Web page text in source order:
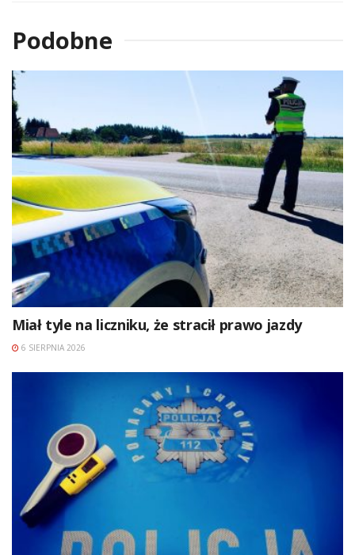
Podobne
Miał tyle na liczniku, że stracił prawo jazdy
6 SIERPNIA 2026